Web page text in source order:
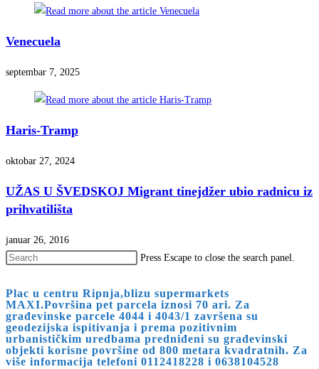
Venecuela
septembar 7, 2025
Haris-Tramp
oktobar 27, 2024
UŽAS U ŠVEDSKOJ Migrant tinejdžer ubio radnicu iz
prihvatilišta
januar 26, 2016
Press Escape to close the search panel.
Plac u centru Ripnja,blizu supermarkets
MAXI.Površina pet parcela iznosi 70 ari. Za
građevinske parcele 4044 i 4043/1 završena su
geodezijska ispitivanja i prema pozitivnim
urbanističkim uredbama predniđeni su građevinski
objekti korisne površine od 800 metara kvadratnih. Za
više informacija telefoni 0112418228 i 0638104528